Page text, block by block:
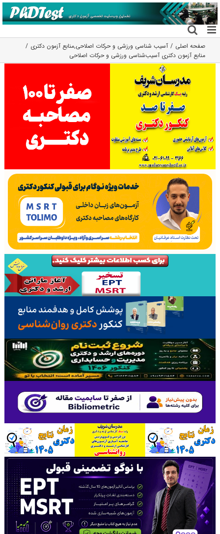
رفتن
به
محتوا
صفحه اصلی آسیب شناسی ورزشی و حرکات اصلاحی,منابع آزمون دکتری
منابع آزمون دکتری آسیب‌شناسی ورزشی و حرکات اصلاحی